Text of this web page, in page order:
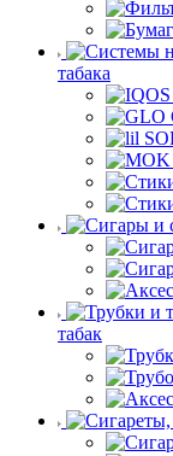
табака
табак